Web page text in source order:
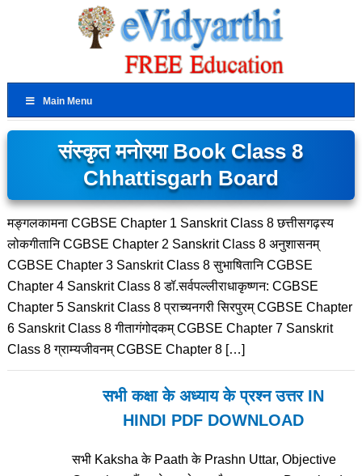
Main Menu
संस्कृत मनोरमा Book Class 8
Chhattisgarh Board
मङ्गलकामना CGBSE Chapter 1 Sanskrit Class 8 छत्तीसगढ़स्य
लोकगीतानि CGBSE Chapter 2 Sanskrit Class 8 अनुशासनम्
CGBSE Chapter 3 Sanskrit Class 8 सुभाषितानि CGBSE
Chapter 4 Sanskrit Class 8 डॉ.सर्वपल्लीराधाकृष्णन: CGBSE
Chapter 5 Sanskrit Class 8 प्राच्यनगरी सिरपुरम् CGBSE Chapter
6 Sanskrit Class 8 गीतागंगोदकम् CGBSE Chapter 7 Sanskrit
Class 8 ग्राम्यजीवनम् CGBSE Chapter 8 […]
सभी कक्षा के अध्याय के प्रश्न उत्तर IN
HINDI PDF DOWNLOAD
सभी Kaksha के Paath के Prashn Uttar, Objective